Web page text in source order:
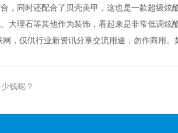
，同时还配合了贝壳美甲，这也是一款超级炫
大理石等其他作为装饰，看起来是非常低调炫
，仅供行业新资讯分享交流用途，勿作商用
钱呢？